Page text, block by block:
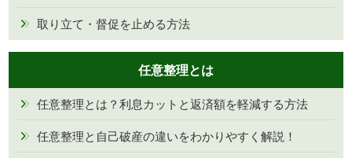
取り立て・督促を止める方法
任意整理とは
任意整理とは？利息カットと返済額を軽減する方法
任意整理と自己破産の違いをわかりやすく解説！